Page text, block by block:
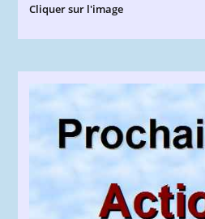
Cliquer sur l'image